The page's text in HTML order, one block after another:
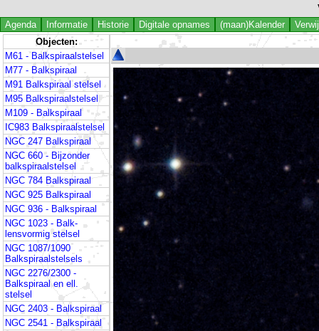
Agenda Informatie Historie Digitale opnames (maan)Kalender
Objecten:
M61 - Balkspiraalstelsel
M77 - Balkspiraal
M91 Balkspiraal stelsel
M95 Balkspiraalstelsel
M109 - Balkspiraal
IC983 Balkspiraalstelsel
NGC 247 Balkspiraal
NGC 660 - Bijzonder
balkspiraalstelsel
NGC 784 Balkspiraal
NGC 925 Balkspiraal
NGC 936 - Balkspiraal
NGC 1023 - Balk-
lensvormig stelsel
NGC 1087/1090
Balkspiraalstelsels
NGC 2276/2300 -
Balkspiraal en ell.
stelsel
NGC 2403 - Balkspiraal
NGC 2541 - Balkspiraal